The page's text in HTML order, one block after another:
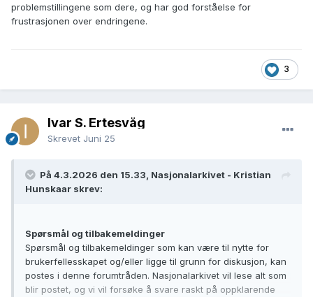
problemstillingene som dere, og har god forståelse for
frustrasjonen over endringene.
3
Ivar S. Ertesvåg
Skrevet Juni 25
På 4.3.2026 den 15.33, Nasjonalarkivet - Kristian
Hunskaar skrev:
Spørsmål og tilbakemeldinger
Spørsmål og tilbakemeldinger som kan være til nytte for
brukerfellesskapet og/eller ligge til grunn for diskusjon, kan
postes i denne forumtråden. Nasjonalarkivet vil lese alt som
blir postet, og vi vil forsøke å svare raskt på oppklarende